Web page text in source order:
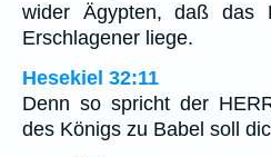
wider Ägypten, daß das
Erschlagener liege.
Hesekiel 32:11
Denn so spricht der
des Königs zu Babel soll